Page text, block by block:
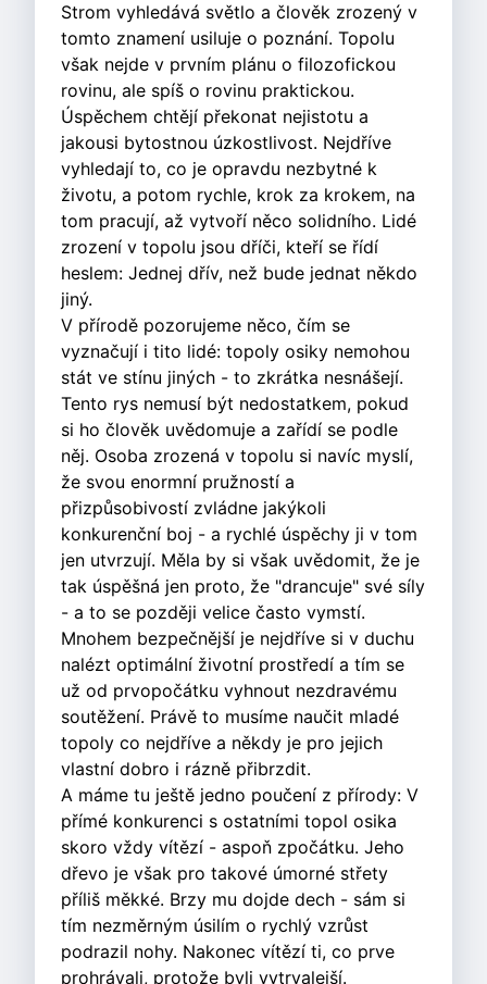
Strom vyhledává světlo a člověk zrozený v
tomto znamení usiluje o poznání. Topolu
však nejde v prvním plánu o filozofickou
rovinu, ale spíš o rovinu praktickou.
Úspěchem chtějí překonat nejistotu a
jakousi bytostnou úzkostlivost. Nejdříve
vyhledají to, co je opravdu nezbytné k
životu, a potom rychle, krok za krokem, na
tom pracují, až vytvoří něco solidního. Lidé
zrození v topolu jsou dříči, kteří se řídí
heslem: Jednej dřív, než bude jednat někdo
jiný.
V přírodě pozorujeme něco, čím se
vyznačují i tito lidé: topoly osiky nemohou
stát ve stínu jiných - to zkrátka nesnášejí.
Tento rys nemusí být nedostatkem, pokud
si ho člověk uvědomuje a zařídí se podle
něj. Osoba zrozená v topolu si navíc myslí,
že svou enormní pružností a
přizpůsobivostí zvládne jakýkoli
konkurenční boj - a rychlé úspěchy ji v tom
jen utvrzují. Měla by si však uvědomit, že je
tak úspěšná jen proto, že "drancuje" své síly
- a to se později velice často vymstí.
Mnohem bezpečnější je nejdříve si v duchu
nalézt optimální životní prostředí a tím se
už od prvopočátku vyhnout nezdravému
soutěžení. Právě to musíme naučit mladé
topoly co nejdříve a někdy je pro jejich
vlastní dobro i rázně přibrzdit.
A máme tu ještě jedno poučení z přírody: V
přímé konkurenci s ostatními topol osika
skoro vždy vítězí - aspoň zpočátku. Jeho
dřevo je však pro takové úmorné střety
příliš měkké. Brzy mu dojde dech - sám si
tím nezměrným úsilím o rychlý vzrůst
podrazil nohy. Nakonec vítězí ti, co prve
prohrávali, protože byli vytrvalejší.